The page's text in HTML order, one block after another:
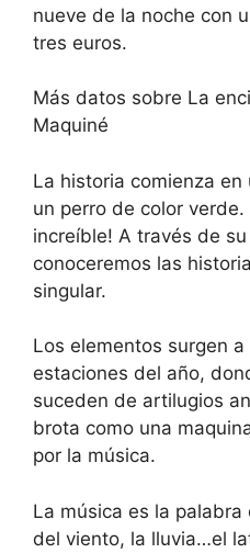
nueve de la noche con
tres euros.
Más datos sobre La
Maquiné
La historia comienza
un perro de color verde.
increíble! A través de
conoceremos las
singular.
Los elementos surgen
estaciones del año,
suceden de artilugios
brota como una
por la música.
La música es la
del viento, la lluvia…el